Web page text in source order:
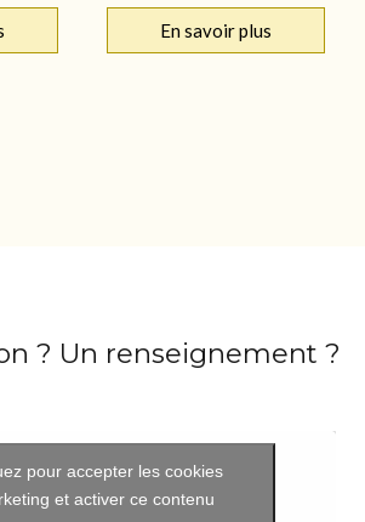
En savoir plus
? Un renseignement ?
pour accepter les cookies
et activer ce contenu